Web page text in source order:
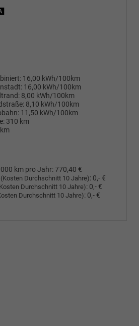
16,00 kWh/100km
16,00 kWh/100km
8,00 kWh/100km
8,10 kWh/100km
11,50 kWh/100km
310 km
km pro Jahr:770,40 €
(Kosten Durchschnitt 10 Jahre): 0,- €
Durchschnitt 10 Jahre): 0,- €
Durchschnitt 10 Jahre): 0,- €